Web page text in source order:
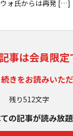
ォ氏からは再発 […]
事は会員限定
きをお読みいた
残り512文字
の記事が読み放題